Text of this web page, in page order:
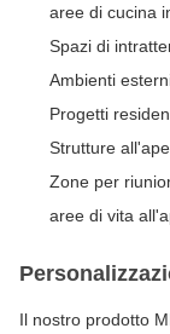
aree di cucina
Spazi di
Ambienti
Progetti
Strutture
Zone per
aree di vita
Il nostro prodotto